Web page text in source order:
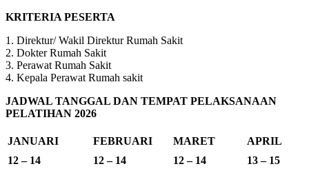
KRITERIA PESERTA
1. Direktur/ Wakil Direktur Rumah Sakit
2. Dokter Rumah Sakit
3. Perawat Rumah Sakit
4. Kepala Perawat Rumah sakit
JADWAL TANGGAL DAN TEMPAT PELAKSANAAN
PELATIHAN 2026
JANUARI FEBRUARI MARET
APRIL
12 – 14
12 – 14 12 – 14
13 – 15